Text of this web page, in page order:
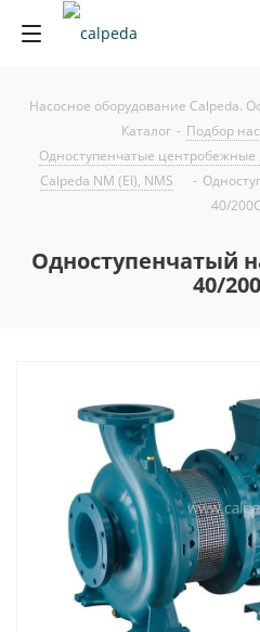
Насосное оборудование Calpeda.
Каталог - Подбор
Одноступенчатые центробежные
Calpeda NM (EI), NMS
-
40/
Одноступенчатый
40/